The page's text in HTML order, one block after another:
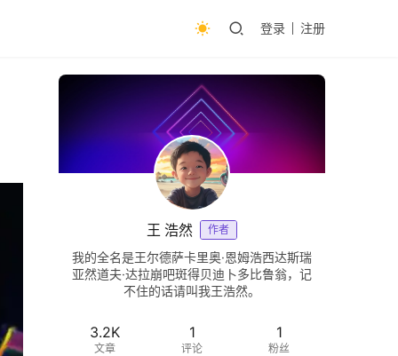
登录 注册
王 浩然 作者
我的全名是王尔德萨卡里奥·恩姆浩西达斯瑞
亚然道夫·达拉崩吧斑得贝迪卜多比鲁翁，记
不住的话请叫我王浩然。
3.2K
文章
1
评论
1
粉丝